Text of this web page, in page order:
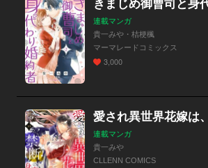
きまじめ御曹司と身
連載マンガ
貴一みや・桔梗楓
マーマレードコミックス
3,000
連載マンガ
貴一みや
CLLENN COMICS